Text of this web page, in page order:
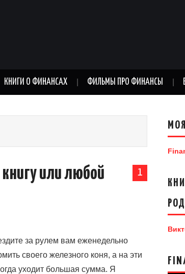
КНИГИ О ФИНАНСАХ ФИЛЬМЫ ПРО ФИНАНСЫ
1
книгу или любой
за рулем вам еженедельно
своего железного коня, а на эти
уходит большая сумма. Я